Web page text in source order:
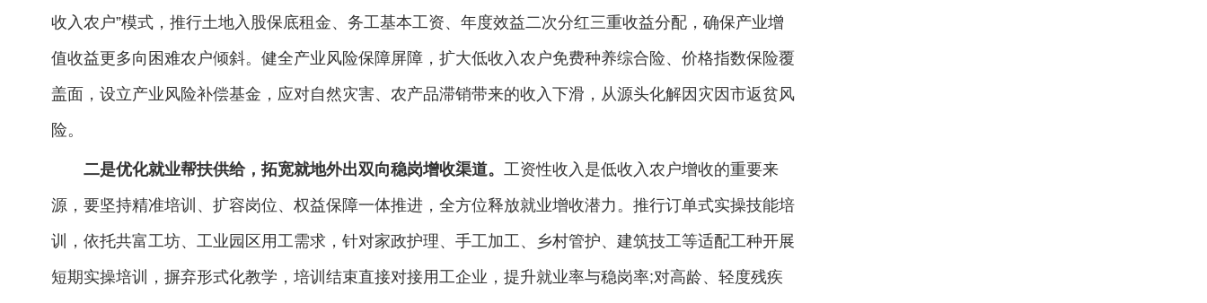
收入农户”模式，推行土地入股保底租金、务工基本工资、年度效益二次分红三重收益分配，确保产业增
值收益更多向困难农户倾斜。健全产业风险保障屏障，扩大低收入农户免费种养综合险、价格指数保险覆
盖面，设立产业风险补偿基金，应对自然灾害、农产品滞销带来的收入下滑，从源头化解因灾因市返贫风
险。
二是优化就业帮扶供给，拓宽就地外出双向稳岗增收渠道。 工资性收入是低收入农户增收的重要来
源，要坚持精准培训、扩容岗位、权益保障一体推进，全方位释放就业增收潜力。推行订单式实操技能培
训，依托共富工坊、工业园区用工需求，针对家政护理、手工加工、乡村管护、建筑技工等适配工种开展
短期实操培训，摒弃形式化教学，培训结束直接对接用工企业，提升就业率与稳岗率;对高龄、轻度残疾